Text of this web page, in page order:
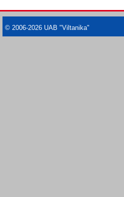
© 2006-2026 UAB "Viltanika"